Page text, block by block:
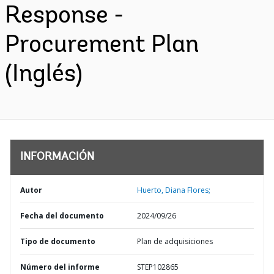
Response -
Procurement Plan
(Inglés)
INFORMACIÓN
Autor Huerto, Diana Flores;
Fecha del documento 2024/09/26
Tipo de documento Plan de adquisiciones
Número del informe STEP102865